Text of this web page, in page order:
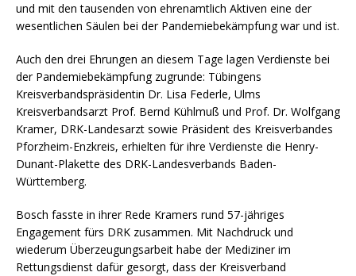
und mit den tausenden von ehrenamtlich Aktiven eine der
wesentlichen Säulen bei der Pandemiebekämpfung war und ist.
Auch den drei Ehrungen an diesem Tage lagen Verdienste bei
der Pandemiebekämpfung zugrunde: Tübingens
Kreisverbandspräsidentin Dr. Lisa Federle, Ulms
Kreisverbandsarzt Prof. Bernd Kühlmuß und Prof. Dr. Wolfgang
Kramer, DRK-Landesarzt sowie Präsident des Kreisverbandes
Pforzheim-Enzkreis, erhielten für ihre Verdienste die Henry-
Dunant-Plakette des DRK-Landesverbands Baden-
Württemberg.
Bosch fasste in ihrer Rede Kramers rund 57-jähriges
Engagement fürs DRK zusammen. Mit Nachdruck und
wiederum Überzeugungsarbeit habe der Mediziner im
Rettungsdienst dafür gesorgt, dass der Kreisverband